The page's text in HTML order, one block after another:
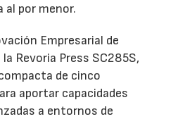
al por menor.
Empresarial de
Revoria Press SC285S,
de cinco
aportar capacidades
a entornos de